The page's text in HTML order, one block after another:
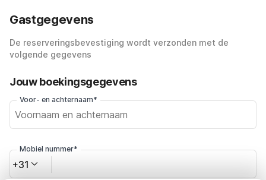
Gastgegevens
De reserveringsbevestiging wordt verzonden met de
volgende gegevens
Jouw boekingsgegevens
Voor- en achternaam*
Mobiel nummer*
+31